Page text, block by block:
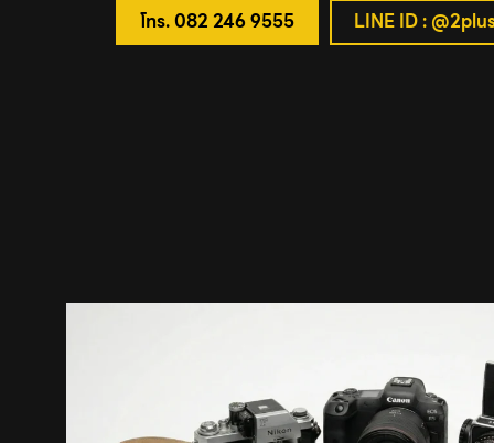
โทร. 082 246 9555 LINE ID :